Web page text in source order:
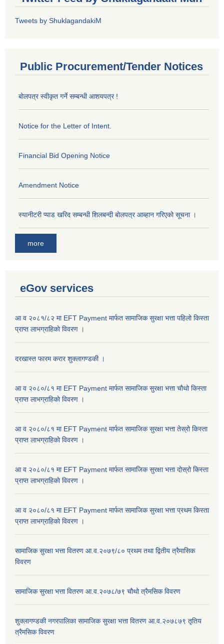
Tweets by ShuklagandakiM
Public Procurement/Tender Notices
बोलपत्र स्वीकृत गर्ने सम्बन्धी आशयपत्र !
Notice for the Letter of Intent.
Financial Bid Opening Notice
Amendment Notice
स्यानीटरी प्याड खरिद सम्बन्धी शिलबन्दी बोलपत्र आब्हान गरिएको सूचना ।
more
eGov services
आ व २०८१/८२ मा EFT Payment मार्फत सामाजिक सुरक्षा भत्ता पहिलो किस्ता
प्राप्त लाभग्राहिकाे विवरण ।
दरखास्त फारम करार शुक्लागण्डकी ।
आ व २०८०/८१ मा EFT Payment मार्फत सामाजिक सुरक्षा भत्ता चौथो किस्ता
प्राप्त लाभग्राहिकाे विवरण ।
आ व २०८०/८१ मा EFT Payment मार्फत सामाजिक सुरक्षा भत्ता तेस्रो किस्ता
प्राप्त लाभग्राहिकाे विवरण ।
आ व २०८०/८१ मा EFT Payment मार्फत सामाजिक सुरक्षा भत्ता दोस्रो किस्ता
प्राप्त लाभग्राहिकाे विवरण ।
आ व २०८०/८१ मा EFT Payment मार्फत सामाजिक सुरक्षा भत्ता प्रथम किस्ता
प्राप्त लाभग्राहिकाे विवरण ।
सामाजिक सुरक्षा भत्ता वितरण आ.व.२०७९/८० प्रथम तथा द्वितीय त्रैमासिक
विवरण
सामाजिक सुरक्षा भत्ता वितरण आ.व.२०७८/७९ चौथो त्रैमसिक विवरण
शुक्लागण्डकी नगरपालिका सामाजिक सुरक्षा भत्ता वितरण आ.व.२०७८७९ तृतिय
त्रैमसिक विवरण